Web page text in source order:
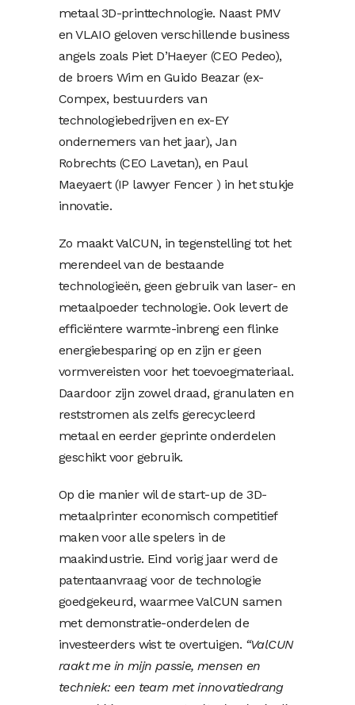
metaal 3D-printtechnologie. Naast PMV
en VLAIO geloven verschillende business
angels zoals Piet D’Haeyer (CEO Pedeo),
de broers Wim en Guido Beazar (ex-
Compex, bestuurders van
technologiebedrijven en ex-EY
ondernemers van het jaar), Jan
Robrechts (CEO Lavetan), en Paul
Maeyaert (IP lawyer Fencer ) in het stukje
innovatie.
Zo maakt ValCUN, in tegenstelling tot het
merendeel van de bestaande
technologieën, geen gebruik van laser- en
metaalpoeder technologie. Ook levert de
efficiëntere warmte-inbreng een flinke
energiebesparing op en zijn er geen
vormvereisten voor het toevoegmateriaal.
Daardoor zijn zowel draad, granulaten en
reststromen als zelfs gerecycleerd
metaal en eerder geprinte onderdelen
geschikt voor gebruik.
Op die manier wil de start-up de 3D-
metaalprinter economisch competitief
maken voor alle spelers in de
maakindustrie. Eind vorig jaar werd de
patentaanvraag voor de technologie
goedgekeurd, waarmee ValCUN samen
met demonstratie-onderdelen de
investeerders wist te overtuigen. “ValCUN
raakt me in mijn passie, mensen en
techniek: een team met innovatiedrang